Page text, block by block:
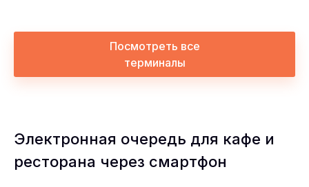
Посмотреть все
терминалы
Электронная очередь для кафе и
ресторана через смартфон